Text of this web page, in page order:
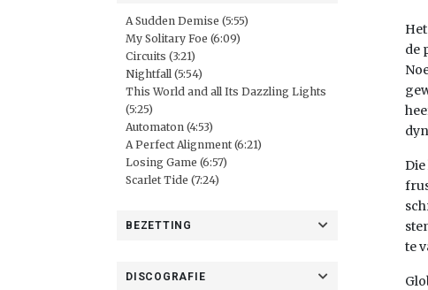
A Sudden Demise (5:55)
My Solitary Foe (6:09)
Circuits (3:21)
Nightfall (5:54)
This World and all Its Dazzling Lights
(5:25)
Automaton (4:53)
A Perfect Alignment (6:21)
Losing Game (6:57)
Scarlet Tide (7:24)
BEZETTING
DISCOGRAFIE
de
te